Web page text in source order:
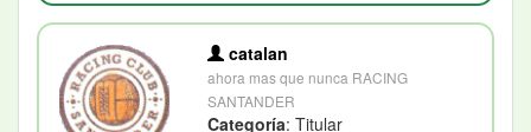
catalan
ahora mas que nunca RACING
SANTANDER
Categoría: Titular